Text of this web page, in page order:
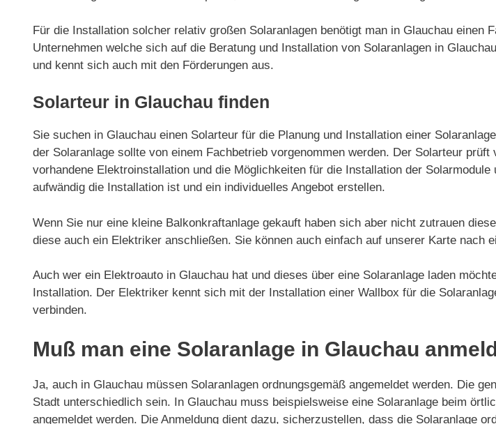
Für die Installation solcher relativ großen Solaranlagen benötigt man in Glauchau
Unternehmen welche sich auf die Beratung und Installation von Solaranlagen in
und kennt sich auch mit den Förderungen aus.
Solarteur in Glauchau finden
Sie suchen in Glauchau einen Solarteur für die Planung und Installation einer
der Solaranlage sollte von einem Fachbetrieb vorgenommen werden. Der Solarteur
vorhandene Elektroinstallation und die Möglichkeiten für die Installation der Solarmodule
aufwändig die Installation ist und ein individuelles Angebot erstellen.
Wenn Sie nur eine kleine Balkonkraftanlage gekauft haben sich aber nicht zutrauen
diese auch ein Elektriker anschließen. Sie können auch einfach auf unserer Karte nach
Auch wer ein Elektroauto in Glauchau hat und dieses über eine Solaranlage laden
Installation. Der Elektriker kennt sich mit der Installation einer Wallbox für die
verbinden.
Muß man eine Solaranlage in Glauchau
Ja, auch in Glauchau müssen Solaranlagen ordnungsgemäß angemeldet werden. Die
Stadt unterschiedlich sein. In Glauchau muss beispielsweise eine Solaranlage beim
angemeldet werden. Die Anmeldung dient dazu, sicherzustellen, dass die Solaranlage